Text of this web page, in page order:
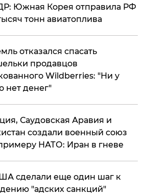
Южная Корея отправила РФ
тонн авиатоплива
отказался спасать
продавцов
Wildberries: "Ни у
нет денег"
Саудовская Аравия и
создали военный союз
НАТО: Иран в гневе
сделали еще один шаг к
"адских санкций"